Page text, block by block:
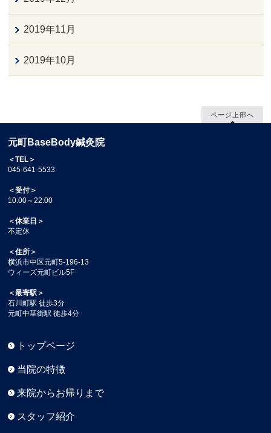
2019年11月
2019年10月
ページ上部へ
元町BaseBody鍼灸院
＜TEL＞
045-641-5533
＜受付＞
10:00～22:00
＜休業日＞
不定休
＜住所＞
横浜市中区元町5-196-13
ウィーズ元町ビル5F
＜最寄駅＞
石川町駅 徒歩3分
元町中華街駅 徒歩4分
トップページ
当院の特徴
来院からお帰りまで
スタッフ紹介